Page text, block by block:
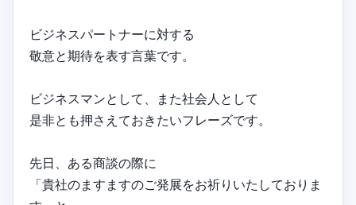
ビジネスパートナーに対する
敬意と期待を表す言葉です。
ビジネスマンとして、また社会人として
是非とも押さえておきたいフレーズです。
先日、ある商談の際に
「貴社のますますのご発展をお祈りいたしておりま